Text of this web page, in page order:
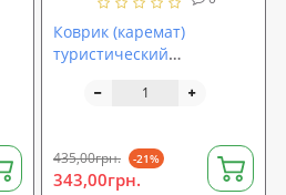
Коврик (каремат)
туристический
Хантер Камуфляж 10мм
435,00грн. -21%
343,00грн.